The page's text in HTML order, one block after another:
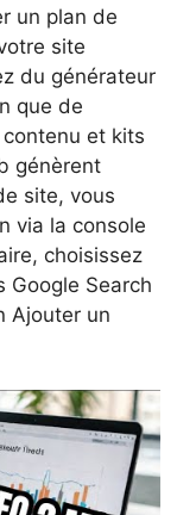
un plan de
site
du générateur
que de
et kits
génèrent
site, vous
via la console
choisissez
Google Search
Ajouter un